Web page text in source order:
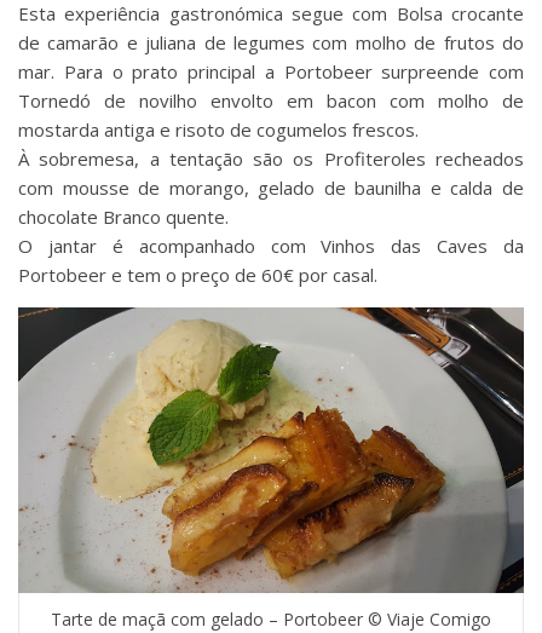
Esta experiência gastronómica segue com Bolsa crocante
de camarão e juliana de legumes com molho de frutos do
mar. Para o prato principal a Portobeer surpreende com
Tornedó de novilho envolto em bacon com molho de
mostarda antiga e risoto de cogumelos frescos.
À sobremesa, a tentação são os Profiteroles recheados
com mousse de morango, gelado de baunilha e calda de
chocolate Branco quente.
O jantar é acompanhado com Vinhos das Caves da
Portobeer e tem o preço de 60€ por casal.
Tarte de maçã com gelado – Portobeer © Viaje Comigo